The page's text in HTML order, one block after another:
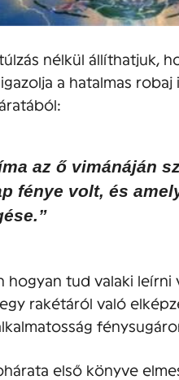
nélkül állíthatjuk,
a hatalmas
az ő vimánáján
fénye volt, és
hogyan tud valaki leírni
rakétáról való
első könyve